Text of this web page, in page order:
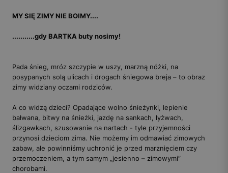
MY SIĘ ZIMY NIE BOIMY....
...........gdy BARTKA buty nosimy!
Pada śnieg, mróz szczypie w uszy, marzną nóżki, na
posypanych solą ulicach i drogach śniegowa breja – to obraz
zimy widziany oczami rodziców.
A co widzą dzieci? Opadające wolno śnieżynki, lepienie
bałwana, bitwy na śnieżki, jazdę na sankach, łyżwach,
ślizgawkach, szusowanie na nartach - tyle przyjemności
przynosi dzieciom zima. Nie możemy im odmawiać zimowych
zabaw, ale powinniśmy uchronić je przed marznięciem czy
przemoczeniem, a tym samym „jesienno – zimowymi”
chorobami.